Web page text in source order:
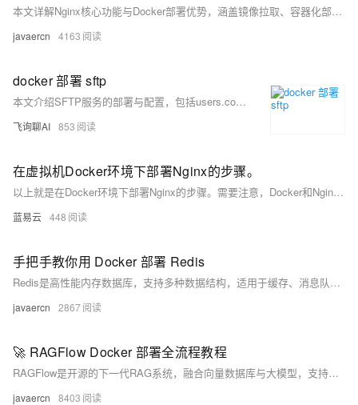
本文详解Nginx核心功能与Docker部署优势，涵盖镜像拉取、容器化部署（快速、挂载、Compose）、HTTPS配置及常见问题处理，助力高效搭建稳定Web服务。
javaercn 4163
docker 部署 sftp
本文介绍SFTP服务的部署与配置，包括users.conf用户配置规则、Docker容器运行命令及上传目录权限说明，重点解析atmoz/sftp镜像的chroot机制与子目录映射，确保用户登录后正确访问/upload目录，并提供Python脚本实现文件上传示例。
飞询聊AI 853
在虚拟机Docker环境下部署Nginx的步骤。
以上就是在Docker环境下部署Nginx的步骤。需要注意，Docker和Nginix都有很多高级用法和细节需要掌握，以上只是一个基础入门级别的教程。如果你想要更深入地学习和使用它们，请参考官方文档或者其他专业书籍。
蓝易云 448
手把手教你用 Docker 部署 Redis
Redis是高性能内存数据库，支持多种数据结构，适用于缓存、消息队列等场景。本文介绍如何通过Docker快速拉取轩辕镜像并部署Redis，涵盖快速启动、持久化存储及docker-compose配置，助力开发者高效搭建稳定服务。
javaercn 2867
🚀 RAGFlow Docker 部署全流程教程
RAGFlow是开源的下一代RAG系统，融合向量数据库与大模型，支持全文检索、插件化引擎切换，适用于企业知识库、智能客服等场景。支持Docker一键部署，提供轻量与完整版本，助力高效搭建私有化AI问答平台。
javaercn 8403